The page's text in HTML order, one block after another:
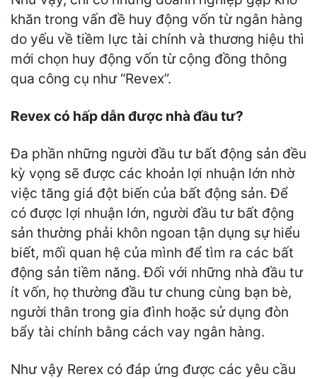
khăn trong vấn đề huy động vốn từ ngân hàng
do yếu về tiềm lực tài chính và thương hiệu thì
mới chọn huy động vốn từ cộng đồng thông
qua công cụ như “Revex”.
Revex có hấp dẫn được nhà đầu tư?
Đa phần những người đầu tư bất động sản đều
kỳ vọng sẽ được các khoản lợi nhuận lớn nhờ
việc tăng giá đột biến của bất động sản. Để
có được lợi nhuận lớn, người đầu tư bất động
sản thường phải khôn ngoan tận dụng sự hiểu
biết, mối quan hệ của mình để tìm ra các bất
động sản tiềm năng. Đối với những nhà đầu tư
ít vốn, họ thường đầu tư chung cùng bạn bè,
người thân trong gia đình hoặc sử dụng đòn
bẩy tài chính bằng cách vay ngân hàng.
Như vậy Rerex có đáp ứng được các yêu cầu